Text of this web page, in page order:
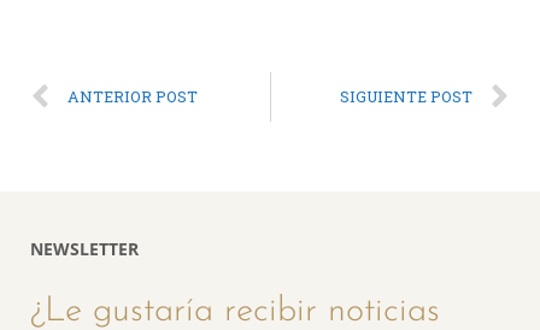
ANTERIOR POST SIGUIENTE POST
NEWSLETTER
¿Le gustaría recibir noticias